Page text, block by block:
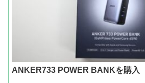
ANKER733 POWER BANKを購入